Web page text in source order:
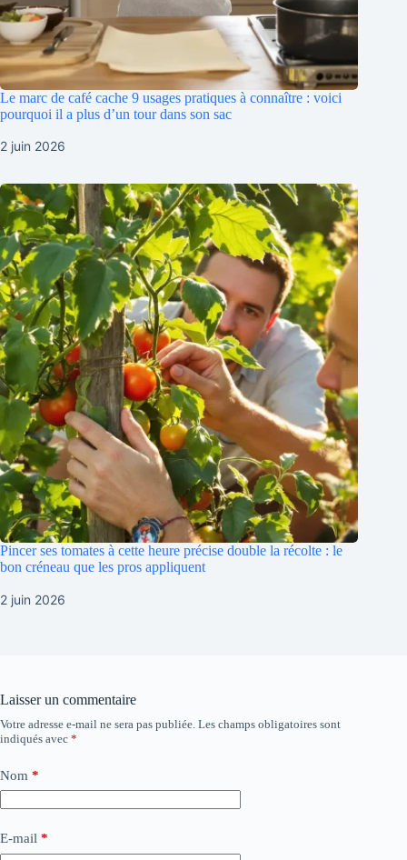
Le marc de café cache 9 usages pratiques à connaître : voici
pourquoi il a plus d’un tour dans son sac
2 juin 2026
Pincer ses tomates à cette heure précise double la récolte : le
bon créneau que les pros appliquent
2 juin 2026
Laisser un commentaire
Votre adresse e-mail ne sera pas publiée. Les champs obligatoires sont
indiqués avec *
Nom *
E-mail *